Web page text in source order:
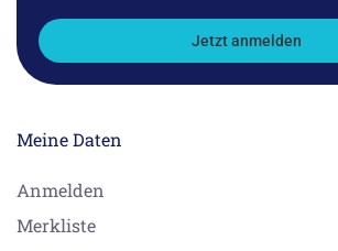
Jetzt anmelden
Meine Daten
Anmelden
Merkliste